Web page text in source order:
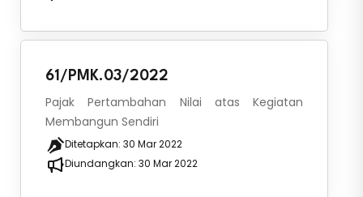
61/PMK.03/2022
Pajak Pertambahan Nilai atas Kegiatan
Membangun Sendiri
Ditetapkan: 30 Mar 2022
Diundangkan: 30 Mar 2022